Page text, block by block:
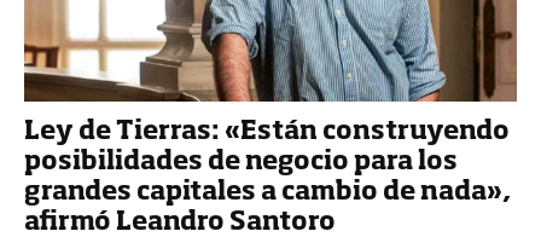
Ley de Tierras: «Están construyendo
posibilidades de negocio para los
grandes capitales a cambio de nada»,
afirmó Leandro Santoro